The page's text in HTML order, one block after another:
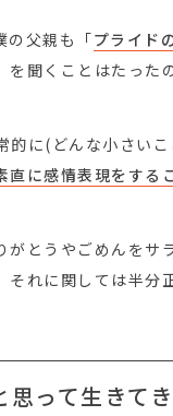
の父親も「プライド
聞くことはたった
的に(どんな小さい
直に感情表現をする
がとうやごめんをサ
れに関しては半分
って生きてき